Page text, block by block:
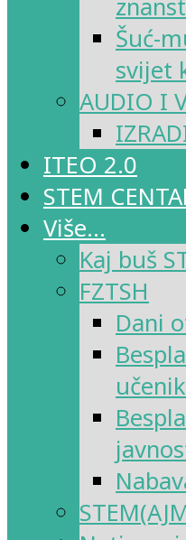
Šuć-
svijet
AUDIO I
ITEO 2.0
STEM
Više…
Kaj buš
FZTSH
Dani